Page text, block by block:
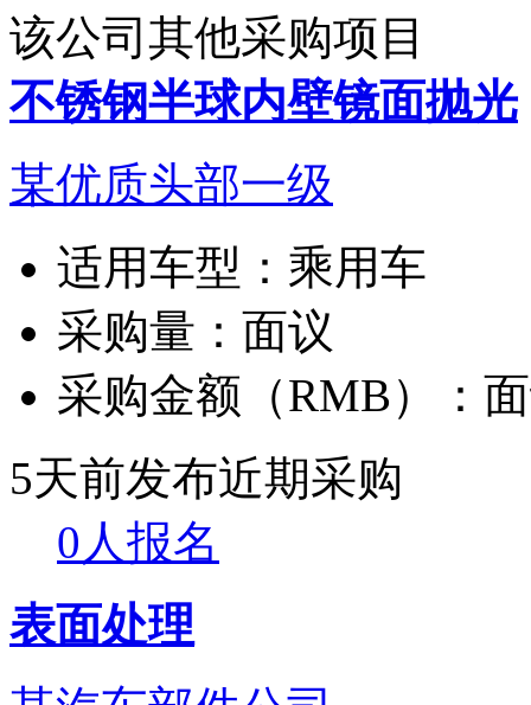
该公司其他采购项目
不锈钢半球内壁镜面抛光
某优质头部一级
适用车型： 乘用车
采购量： 面议
采购金额（RMB）：
5天前发布近期采购
0人报名
表面处理